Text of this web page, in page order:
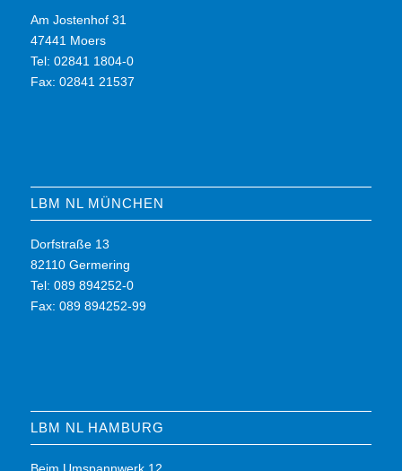
Am Jostenhof 31
47441 Moers
Tel: 02841 1804-0
Fax: 02841 21537
LBM NL MÜNCHEN
Dorfstraße 13
82110 Germering
Tel: 089 894252-0
Fax: 089 894252-99
LBM NL HAMBURG